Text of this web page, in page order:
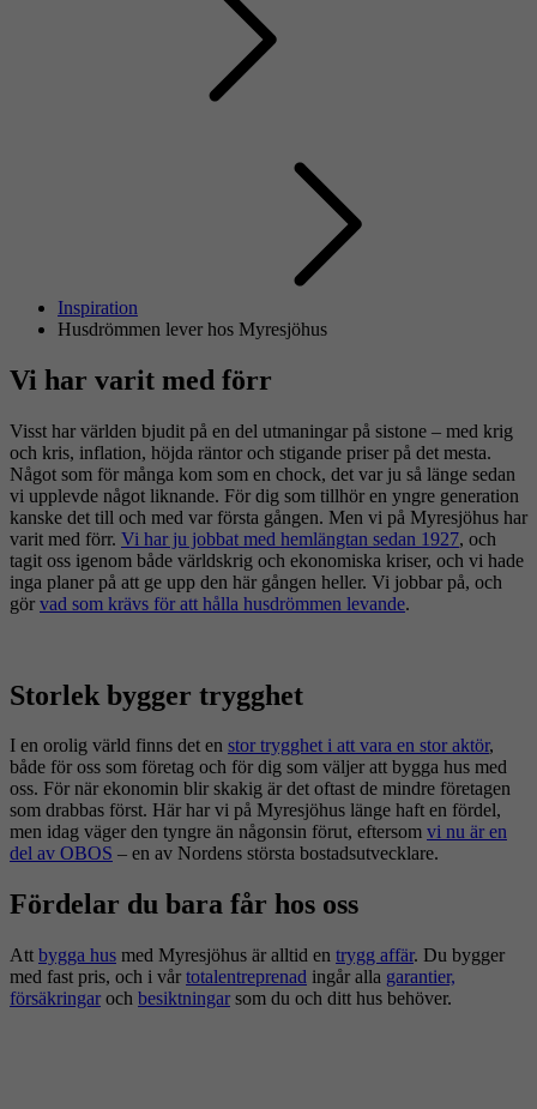
Inspiration
Husdrömmen lever hos Myresjöhus
Vi har varit med förr
Visst har världen bjudit på en del utmaningar på sistone – med krig
och kris, inflation, höjda räntor och stigande priser på det mesta.
Något som för många kom som en chock, det var ju så länge sedan
vi upplevde något liknande. För dig som tillhör en yngre generation
kanske det till och med var första gången. Men vi på Myresjöhus har
varit med förr. Vi har ju jobbat med hemlängtan sedan 1927, och
tagit oss igenom både världskrig och ekonomiska kriser, och vi hade
inga planer på att ge upp den här gången heller. Vi jobbar på, och
gör vad som krävs för att hålla husdrömmen levande.
Storlek bygger trygghet
I en orolig värld finns det en stor trygghet i att vara en stor aktör,
både för oss som företag och för dig som väljer att bygga hus med
oss. För när ekonomin blir skakig är det oftast de mindre företagen
som drabbas först. Här har vi på Myresjöhus länge haft en fördel,
men idag väger den tyngre än någonsin förut, eftersom vi nu är en
del av OBOS – en av Nordens största bostadsutvecklare.
Fördelar du bara får hos oss
Att bygga hus med Myresjöhus är alltid en trygg affär. Du bygger
med fast pris, och i vår totalentreprenad ingår alla garantier,
försäkringar och besiktningar som du och ditt hus behöver.